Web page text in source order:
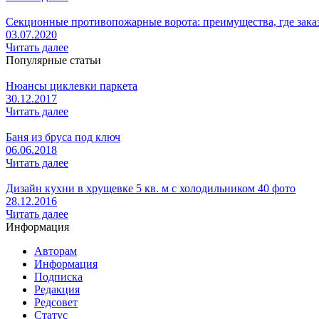
Секционные противопожарные ворота: преимущества, где
03.07.2020
Читать далее
Популярные статьи
Нюансы циклевки паркета
30.12.2017
Читать далее
Баня из бруса под ключ
06.06.2018
Читать далее
Дизайн кухни в хрущевке 5 кв. м с холодильником 40 фото
28.12.2016
Читать далее
Информация
Авторам
Информация
Подписка
Редакция
Редсовет
Статус